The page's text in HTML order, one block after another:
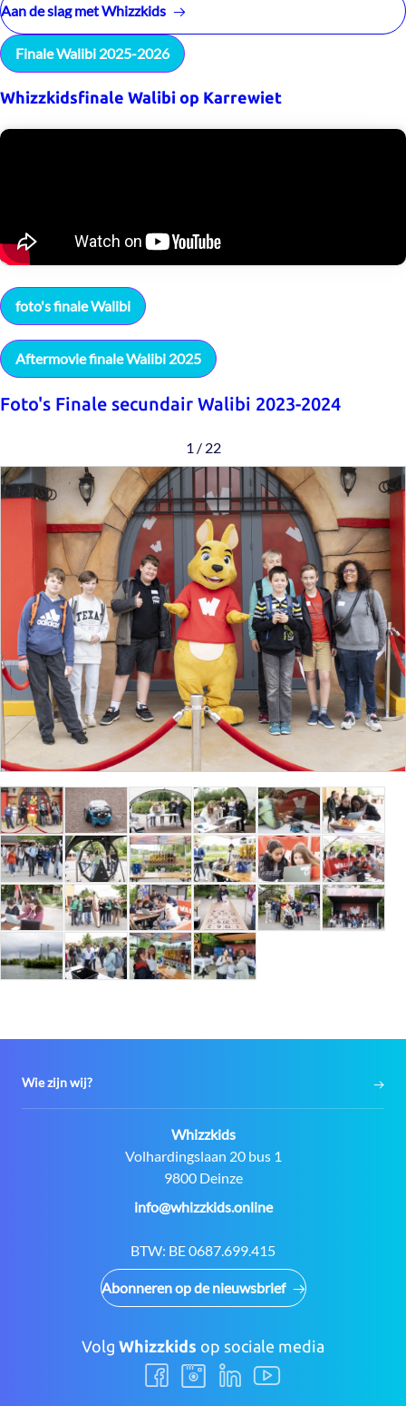
Finale Walibi 2025-2026
Whizzkidsfinale Walibi op Karrewiet
foto's finale Walibi
Aftermovie finale Walibi 2025
Foto's Finale secundair Walibi 2023-2024
2 / 22
Aan de slag met Whizzkids
Wie zijn wij?
Contact:
Whizzkids
Adres:
Volhardingslaan 20 bus 1
9800 Deinze
E-
info@whizzkids.online
BTW: BE 0687.699.415
Abonneren op de nieuwsbrief
Volg Whizzkids op sociale media
Volg
ons
Volg
ons
Volg
ons
Volg
ons